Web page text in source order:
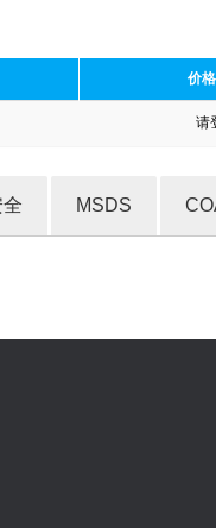
价
请
MSDS